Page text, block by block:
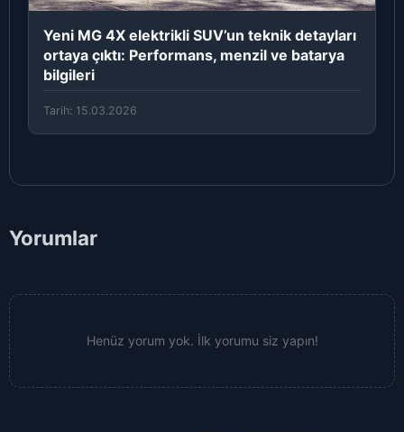
Yeni MG 4X elektrikli SUV’un teknik detayları
ortaya çıktı: Performans, menzil ve batarya
bilgileri
Tarih: 15.03.2026
Yorumlar
Henüz yorum yok. İlk yorumu siz yapın!